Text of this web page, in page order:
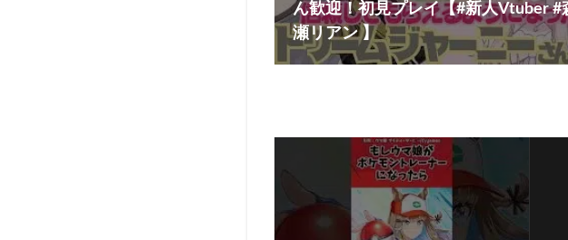
ん歓迎！初見プレイ【#新人Vtuber #
瀬リアン 】